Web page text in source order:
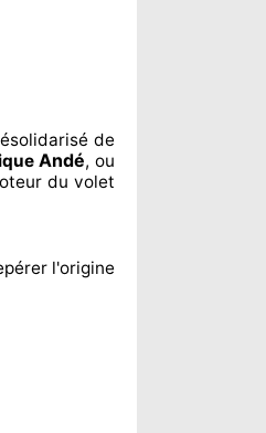
de
Andé, ou
du volet
l'origine